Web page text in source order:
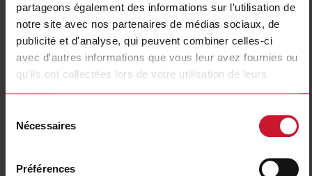
partageons également des informations sur l'utilisation de
notre site avec nos partenaires de médias sociaux, de
publicité et d'analyse, qui peuvent combiner celles-ci
avec d'autres informations que vous leur avez fournies ou
qu'ils ont collectées lors de votre utilisation de leurs
services.
Nécessaires
Préférences
Contactez nous Acheter
Three-phase MID Energy analyzer, 133 to 230 V L-N, 230 to 400
V L-L, 10 (65) A, Wireless M-Bus, internal antenna
Spécifications
1-phase (2-wire), 230 V L-N;
3-phase (4-wire), 220/380 V;
3-phase (4-wire), 230/400 V;
3-phase (3-wire), 380 V L-L;
3-phase (3-wire), 400 V L-L